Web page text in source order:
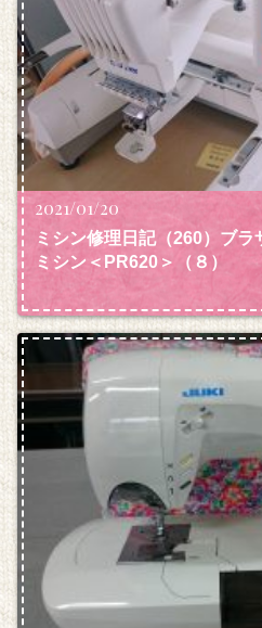
2021/01/20
ミシン修理日記（260）ブ
ミシン＜PR620＞（８）